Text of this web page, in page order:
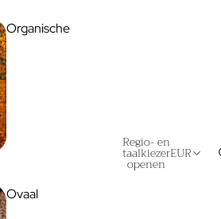
Organische
Ovaal
Regio- en
taalkiezer
openen
EUR